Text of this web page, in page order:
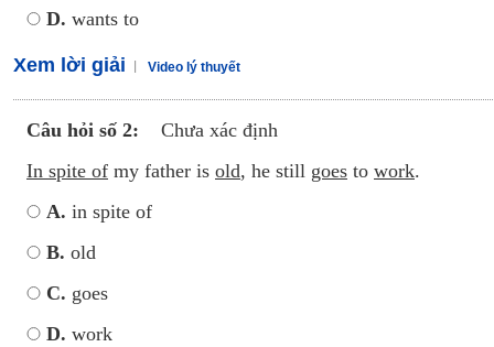
D. wants to
Xem lời giải Video lý thuyết
Câu hỏi số 2:
Chưa xác định
In spite of my father is old, he still goes to work.
A. in spite of
B. old
C. goes
D. work